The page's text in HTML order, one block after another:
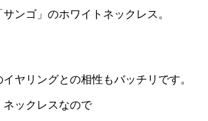
ンゴ」のホワイトネックレス。
ヤリングとの相性もバッチリです。
ックレスなので